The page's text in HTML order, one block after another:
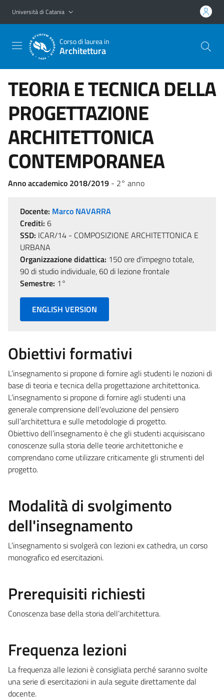
Vai al contenuto principale
Vai al menu di navigazione
Università di Catania
Corso di laurea in
Architettura
TEORIA E TECNICA DELLA
PROGETTAZIONE
ARCHITETTONICA
CONTEMPORANEA
Anno accademico 2018/2019 - 2° anno
Docente: Marco NAVARRA
Crediti: 6
SSD: ICAR/14 - COMPOSIZIONE ARCHITETTONICA E
URBANA
Organizzazione didattica: 150 ore d'impegno totale,
90 di studio individuale, 60 di lezione frontale
Semestre: 1°
ENGLISH VERSION
Obiettivi formativi
L’insegnamento si propone di fornire agli studenti le nozioni di
base di teoria e tecnica della progettazione architettonica.
L’insegnamento si propone di fornire agli studenti una
generale comprensione dell’evoluzione del pensiero
sull’architettura e sulle metodologie di progetto.
Obiettivo dell’insegnamento è che gli studenti acquisiscano
conoscenze sulla storia delle teorie architettoniche e
comprendano come utilizzare criticamente gli strumenti del
progetto.
Modalità di svolgimento
dell'insegnamento
L’insegnamento si svolgerà con lezioni ex cathedra, un corso
monografico ed esercitazioni.
Prerequisiti richiesti
Conoscenza base della storia dell’architettura.
Frequenza lezioni
La frequenza alle lezioni è consigliata perché saranno svolte
una serie di esercitazioni in aula seguite direttamente dal
docente.